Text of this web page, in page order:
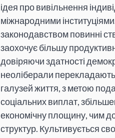
ідея про вивільнення
міжнародними
законодавством повинні
заохочує більшу
довіряючи здатності
неоліберали перекладають
галузей життя, з метою
соціальних виплат,
економічну площину, чим
структур. Культивується